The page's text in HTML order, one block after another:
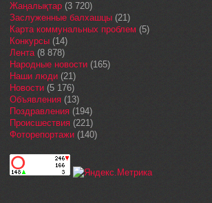
Жаңалықтар (3 720)
Заслуженные балхашцы (21)
Карта коммунальных проблем (5)
Конкурсы (14)
Лента(8 878)
Народные новости (165)
Наши люди (21)
Новости (5 176)
Объявления (13)
Поздравления (194)
Происшествия (221)
Фоторепортажи (140)